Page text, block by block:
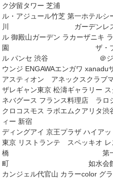
ク汐留タワー 芝浦
ル・アジュール竹芝 第一ホテルシ
川 ガーデンレストラン
ル 御殿山ガーデン ラカーザニキ
園 ザ・プリンスタ
ル パンセ 渋谷 ＠ジーカ
ウンジ ENGAWAエンガワ
アスティオン アネックスクラブ
ザレギャン東京 松濤ギャラリー
ネバグース フランス料理店 ラロ
クロコスモス ラボエムクアリタ
ィー 新宿 ウエスト
ディングアイ 京王プラザ ハイア
東京 リストランテ スペッキオ レ
橋 第一ホテル
町 如水会館 ア
カンジェル代官山 カラーcolor グ